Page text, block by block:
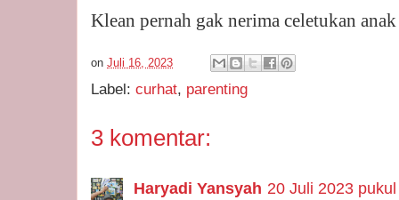
Klean pernah gak nerima celetukan
on Juli 16, 2023
Label: curhat, parenting
3 komentar:
Haryadi Yansyah 20 Juli 2023